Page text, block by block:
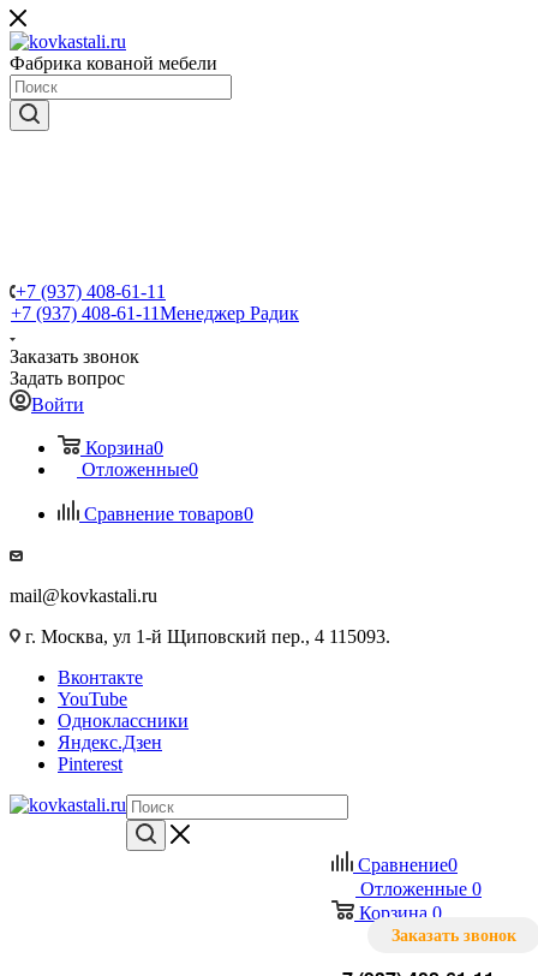
Фабрика кованой мебели
+7 (937) 408-61-11
+7 (937) 408-61-11Менеджер Радик
Заказать звонок
Задать вопрос
Войти
Корзина0
Отложенные0
Сравнение товаров0
mail@kovkastali.ru
г. Москва, ул 1-й Щиповский пер., 4 115093.
Вконтакте
YouTube
Одноклассники
Яндекс.Дзен
Pinterest
Сравнение0
Отложенные 0
Корзина 0
Заказать звонок